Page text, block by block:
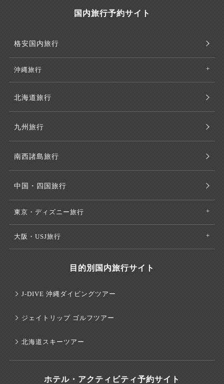
国内旅行予約サイト
格安国内旅行
沖縄旅行
北海道旅行
九州旅行
南西諸島旅行
中国・四国旅行
東京・ディズニー旅行
大阪・USJ旅行
目的別国内旅行サイト
J-DIVE 沖縄ダイビングツアー
ジェイトリップ ゴルフツアー
北海道スキーツアー
ホテル・アクティビティ予約サイト